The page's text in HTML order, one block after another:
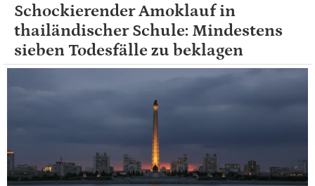
Schockierender Amoklauf in
thailändischer Schule: Mindestens
sieben Todesfälle zu beklagen